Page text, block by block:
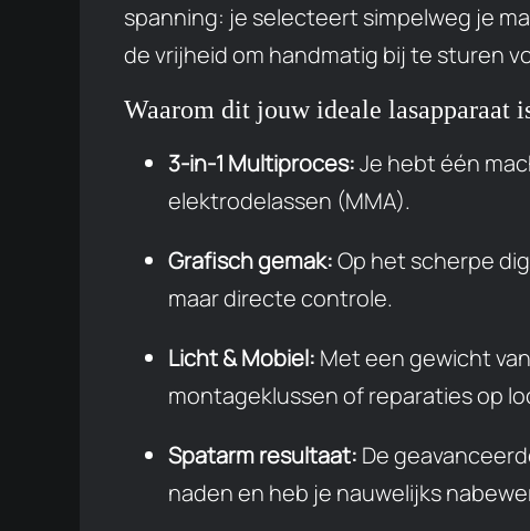
spanning: je selecteert simpelweg je
de vrijheid om handmatig bij te sturen
Waarom dit jouw ideale lasapparaat
3-in-1 Multiproces:Je hebt één
elektrodelassen (MMA).
Grafisch gemak:Op het scherpe
maar directe controle.
Licht & Mobiel: Met een gewicht
montageklussen of reparaties op
Spatarm resultaat: De
naden en heb je nauwelijks